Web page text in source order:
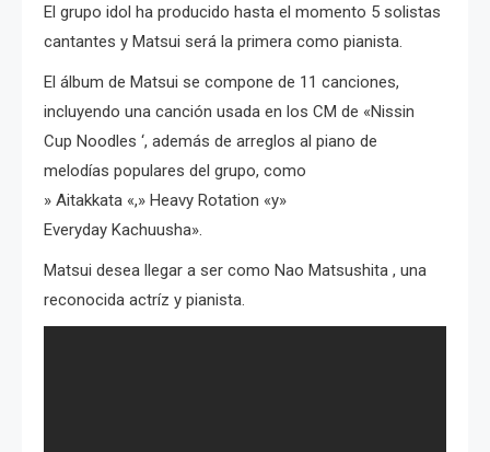
El grupo idol ha producido hasta el momento 5 solistas
cantantes y Matsui será la primera como pianista.
El álbum de Matsui se compone de 11 canciones,
incluyendo una canción usada en los CM de «Nissin
Cup Noodles ‘, además de arreglos al piano de
melodías populares del grupo, como
» Aitakkata «,» Heavy Rotation «y»
Everyday Kachuusha».
Matsui desea llegar a ser como Nao Matsushita , una
reconocida actríz y pianista.